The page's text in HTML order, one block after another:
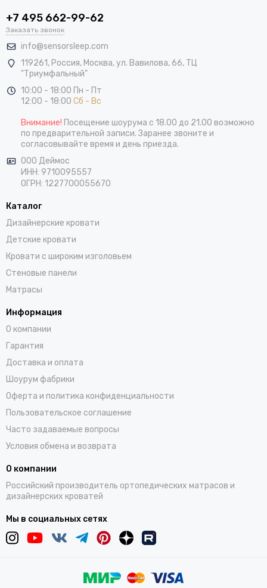
+7 495 662-99-62
Заказать звонок
info@sensorsleep.com
119261, Россия, Москва,ул. Вавилова, 66, ТЦ
"Триумфальный"
10:00 - 18:00 Пн - Пт
12:00 - 18:00 Сб - Вс
Внимание! Посещение шоурума с 18.00 до 21.00 возможно
по предварительной записи. Заранее звоните и
согласовывайте время и день приезда.
ООО Деймос
ИНН: 9710095557
ОГРН: 1227700055670
Каталог
Дизайнерские кровати
Детские кровати
Кровати с широким изголовьем
Стеновые панели
Матрасы
Информация
О компании
Гарантия
Доставка и оплата
Шоурум фабрики
Оферта и политика конфиденциальности
Пользовательское соглашение
Часто задаваемые вопросы
Условия обмена и возврата
О компании
Российский производитель ортопедических матрасов и
дизайнерских кроватей
Мы в социальных сетях